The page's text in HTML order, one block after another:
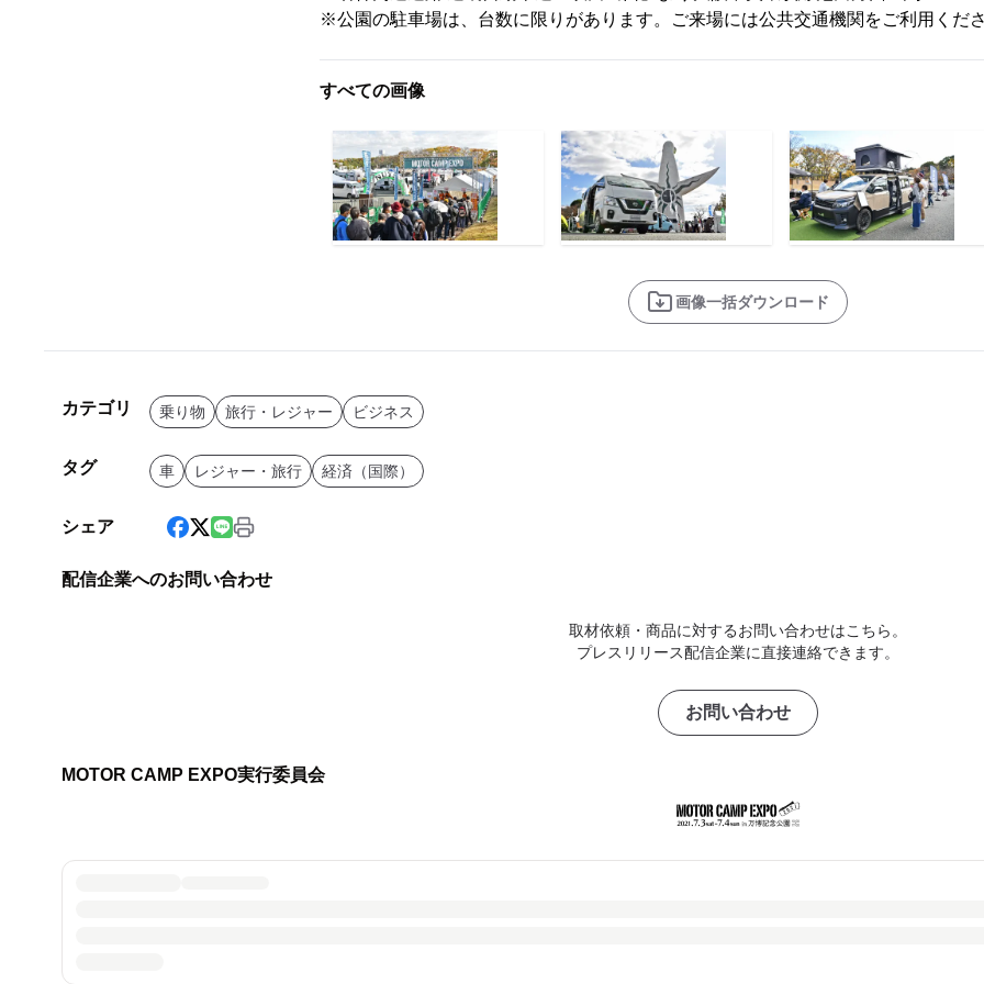
※公園の駐車場は、台数に限りがあります。ご来場には公共交通機関をご利用くだ
すべての画像
画像一括ダウンロード
カテゴリ 乗り物 旅行・レジャー ビジネス
タグ 車 レジャー・旅行 経済（国際）
シェア
配信企業へのお問い合わせ
取材依頼・商品に対するお問い合わせはこちら。
プレスリリース配信企業に直接連絡できます。
お問い合わせ
MOTOR CAMP EXPO実行委員会